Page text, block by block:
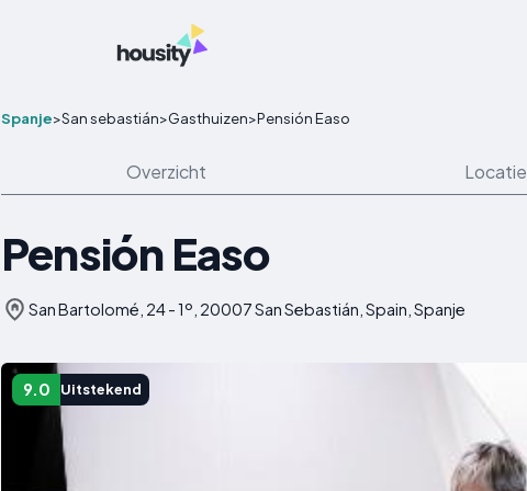
Spanje>San sebastián>Gasthuizen>Pensión Easo
Overzicht Locatie
Pensión Easo
San Bartolomé, 24 - 1º, 20007 San Sebastián, Spain, Spanje
9.0 Uitstekend